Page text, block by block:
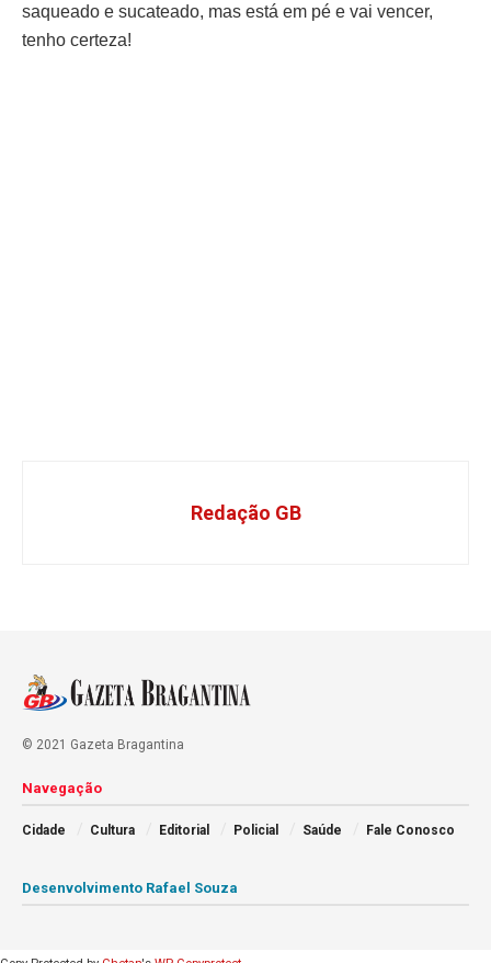
saqueado e sucateado, mas está em pé e vai vencer,
tenho certeza!
Redação GB
© 2021 Gazeta Bragantina
Navegação
Cidade Cultura Editorial Policial Saúde Fale Conosco
Desenvolvimento Rafael Souza